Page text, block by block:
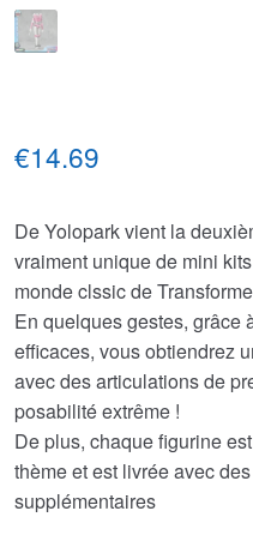
€14.69
De Yolopark vient la
vraiment unique de mini
monde clssic de
En quelques gestes, grâce
efficaces, vous obtiendrez
avec des articulations de
posabilité extrême !
De plus, chaque figurine
thème et est livrée avec
supplémentaires